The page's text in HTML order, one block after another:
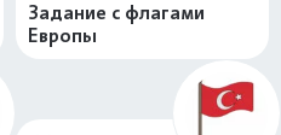
Задание с флагами
Европы